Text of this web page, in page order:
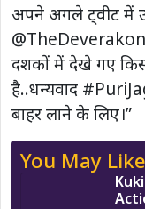
अपने अगले ट्वीट में
दशकों में देखे गए
है..धन्यवाद
बाहर लाने के लिए।”
You May Like